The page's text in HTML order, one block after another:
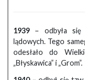
1939 – odbyła się
lądowych. Tego
odesłało do
„Błyskawica” i „Grom”.